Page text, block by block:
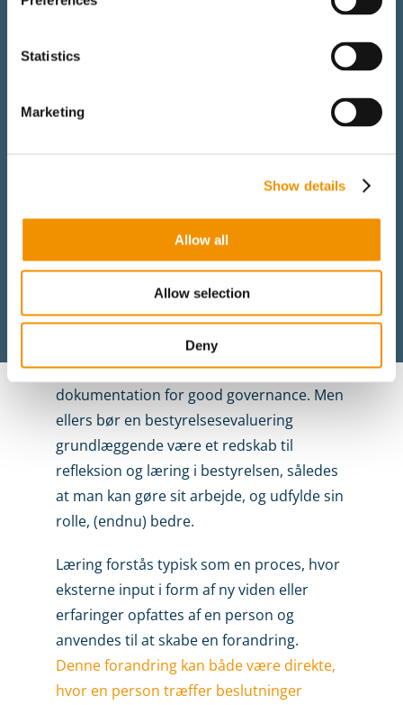
Statistics
Marketing
Show details
Allow all
Allow selection
Deny
sidste ende det decentrale ledelsesrum.
En lærende proces
karakteriseret ved meget formalisme. Det
Udkommet af en bestyrelsesevaluering
kan være at skabe grundlag for ændringer
i strukturen omkring bestyrelsen og
dermed være et udgangspunkt for en
dialog med ejeren eller tilskudsgiveren
herom. Det vil sige, at evalueringen kan
have et eksternt sigte, herunder også som
dokumentation for good governance. Men
ellers bør en bestyrelsesevaluering
grundlæggende være et redskab til
refleksion og læring i bestyrelsen, således
at man kan gøre sit arbejde, og udfylde sin
rolle, (endnu) bedre.
Læring forstås typisk som en proces, hvor
eksterne input i form af ny viden eller
erfaringer opfattes af en person og
anvendes til at skabe en forandring.
Denne forandring kan både være direkte,
hvor en person træffer beslutninger